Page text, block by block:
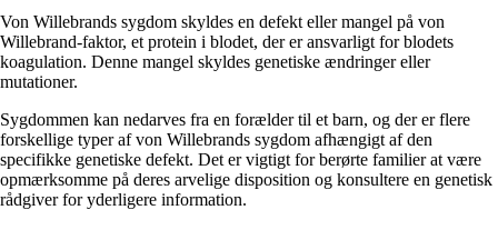
Von Willebrands sygdom skyldes en defekt eller mangel på von
Willebrand-faktor, et protein i blodet, der er ansvarligt for blodets
koagulation. Denne mangel skyldes genetiske ændringer eller
mutationer.
Sygdommen kan nedarves fra en forælder til et barn, og der er flere
forskellige typer af von Willebrands sygdom afhængigt af den
specifikke genetiske defekt. Det er vigtigt for berørte familier at være
opmærksomme på deres arvelige disposition og konsultere en genetisk
rådgiver for yderligere information.